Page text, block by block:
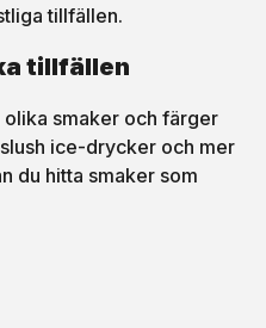
tillfällen.
tillfällen
smaker och färger
ice-drycker och mer
du hitta smaker som